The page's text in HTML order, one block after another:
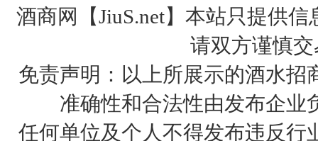
酒商网【JiuS.net】本站只提供
请双方谨慎
免责声明：以上所展示的酒水
准确性和合法性由发布企业
任何单位及个人不得发布违反行